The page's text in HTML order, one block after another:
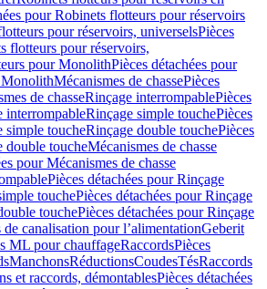
pour Robinets flotteurs pour réservoirs
pour réservoirs, universelsPièces
flotteurs pour réservoirs,
pour MonolithPièces détachées pour
Mécanismes de chassePièces
de chasseRinçage interrompablePièces
interrompableRinçage simple touchePièces
simple toucheRinçage double touchePièces
double toucheMécanismes de chasse
pour Mécanismes de chasse
Pièces détachées pour Rinçage
touchePièces détachées pour Rinçage
touchePièces détachées pour Rinçage
de canalisation pour l’alimentationGeberit
ML pour chauffageRaccordsPièces
ManchonsRéductionsCoudesTésRaccords
et raccords, démontablesPièces détachées